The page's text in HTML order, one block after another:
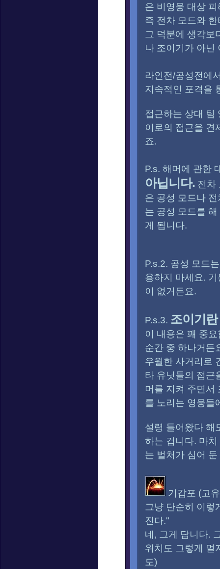
은 비영웅 대상
즉 전차 모드와
그 덕분에 생각보
나 조이기가 아닌
라인전/공성전에
지속적인 포격을
접근하는 상대 팀
이로의 접근을 견
죠.
P.s. 해머에 관한
아닙니다. 전차
은 공성 모드나
는 공성 모드를
게 됩니다.
P.s.2. 공성 모드
용하지 마세요.
이 없거든요.
P.s.3. 조이기
이 내용은 꽤 중
순간 중 하나거든
우월한 사거리로
타 유닛들의 접근
머를 지켜 주면서
를 노리는 영웅들
설령 들어왔다 해
하는 겁니다. 마
는 벌처가 심어
기갑포 (고
그냥 단순히 이렇
진다."
네, 그게 답니다.
위치도 그렇게 멀
도)